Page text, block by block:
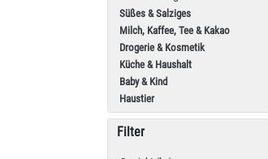
Süßes & Salziges
Milch, Kaffee, Tee & Kakao
Drogerie & Kosmetik
Küche & Haushalt
Baby & Kind
Haustier
Filter